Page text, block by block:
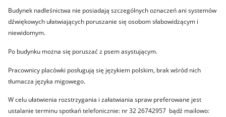
Budynek nadleśnictwa nie posiadają szczególnych oznaczeń ani systemów
dźwiękowych ułatwiających poruszanie się osobom słabowidzącym i
niewidomym.
Po budynku można się poruszać z psem asystującym.
Pracownicy placówki posługują się językiem polskim, brak wśród nich
tłumacza języka migowego.
W celu ułatwienia rozstrzygania i załatwiania spraw preferowane jest
ustalanie terminu spotkań telefonicznie: nr 32 26742957 bądź mailowo: